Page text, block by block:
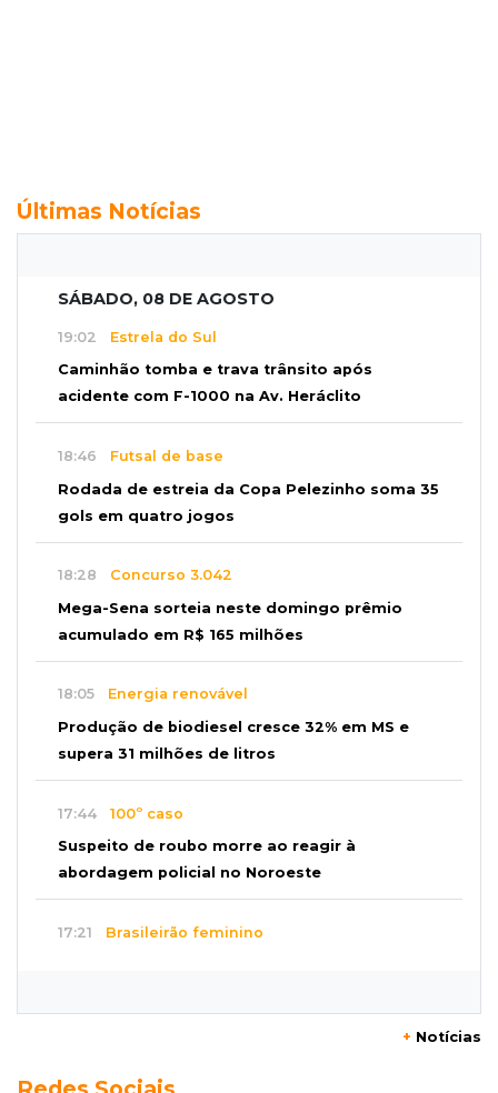
Últimas Notícias
SÁBADO, 08 DE AGOSTO
19:02 Estrela do Sul
Caminhão tomba e trava trânsito após
acidente com F-1000 na Av. Heráclito
18:46 Futsal de base
Rodada de estreia da Copa Pelezinho soma 35
gols em quatro jogos
18:28 Concurso 3.042
Mega-Sena sorteia neste domingo prêmio
acumulado em R$ 165 milhões
18:05 Energia renovável
Produção de biodiesel cresce 32% em MS e
supera 31 milhões de litros
17:44 100º caso
Suspeito de roubo morre ao reagir à
abordagem policial no Noroeste
17:21 Brasileirão feminino
Grêmio vira sobre São Paulo com gol de falta
+ Notícias